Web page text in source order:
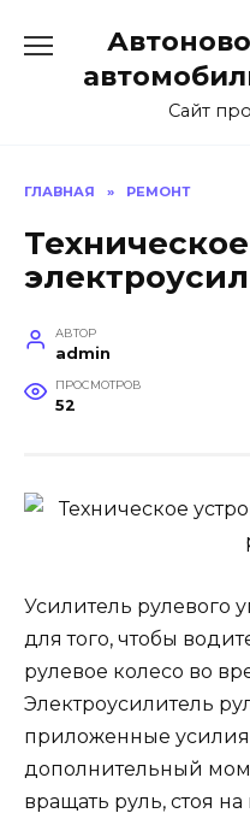
содержанию
Сайт
ГЛАВНАЯ » РЕМОНТ
АВТОР
admin
ПРОСМОТРОВ
52
Усилитель рулевого
для того, чтобы
рулевое колесо во
Электроусилитель
приложенные
дополнительный
вращать руль, стоя на